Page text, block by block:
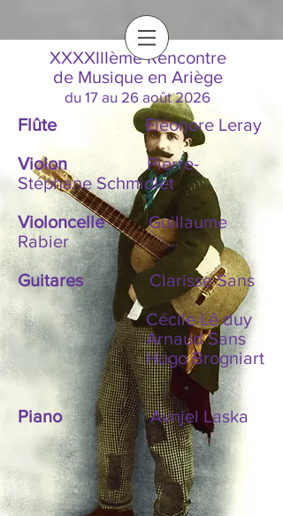
XXXXIIIème Rencontre
de Musique en Ariège
du 17 au 26 août 2026
FlûteEléonore Leray
Violon Pierre-
Stéphane Schmidlet
VioloncelleGuillaume
Rabier
GuitaresClarisse Sans
Cécile Lê duy
Arnaud Sans
Hugo Brogniart
PianoAvnjel Laska